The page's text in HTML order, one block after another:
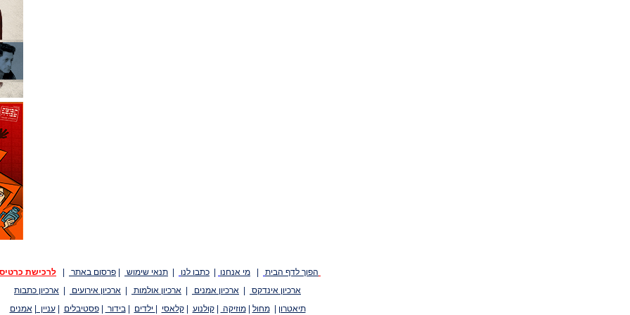
הפוך לדף הבית מי אנחנו כתבו לנו תנאי שימוש פרסום באתר
לרכישת
ארכיון אינדקס
ארכיון אמנים ארכיון אולמות ארכיון אירועים
ארכיון כתבות
תיאטרון
|מחול |מוזיקה |קולנוע |קלאסי ילדים |בידור |פסטיבלים |עניין |אמנים